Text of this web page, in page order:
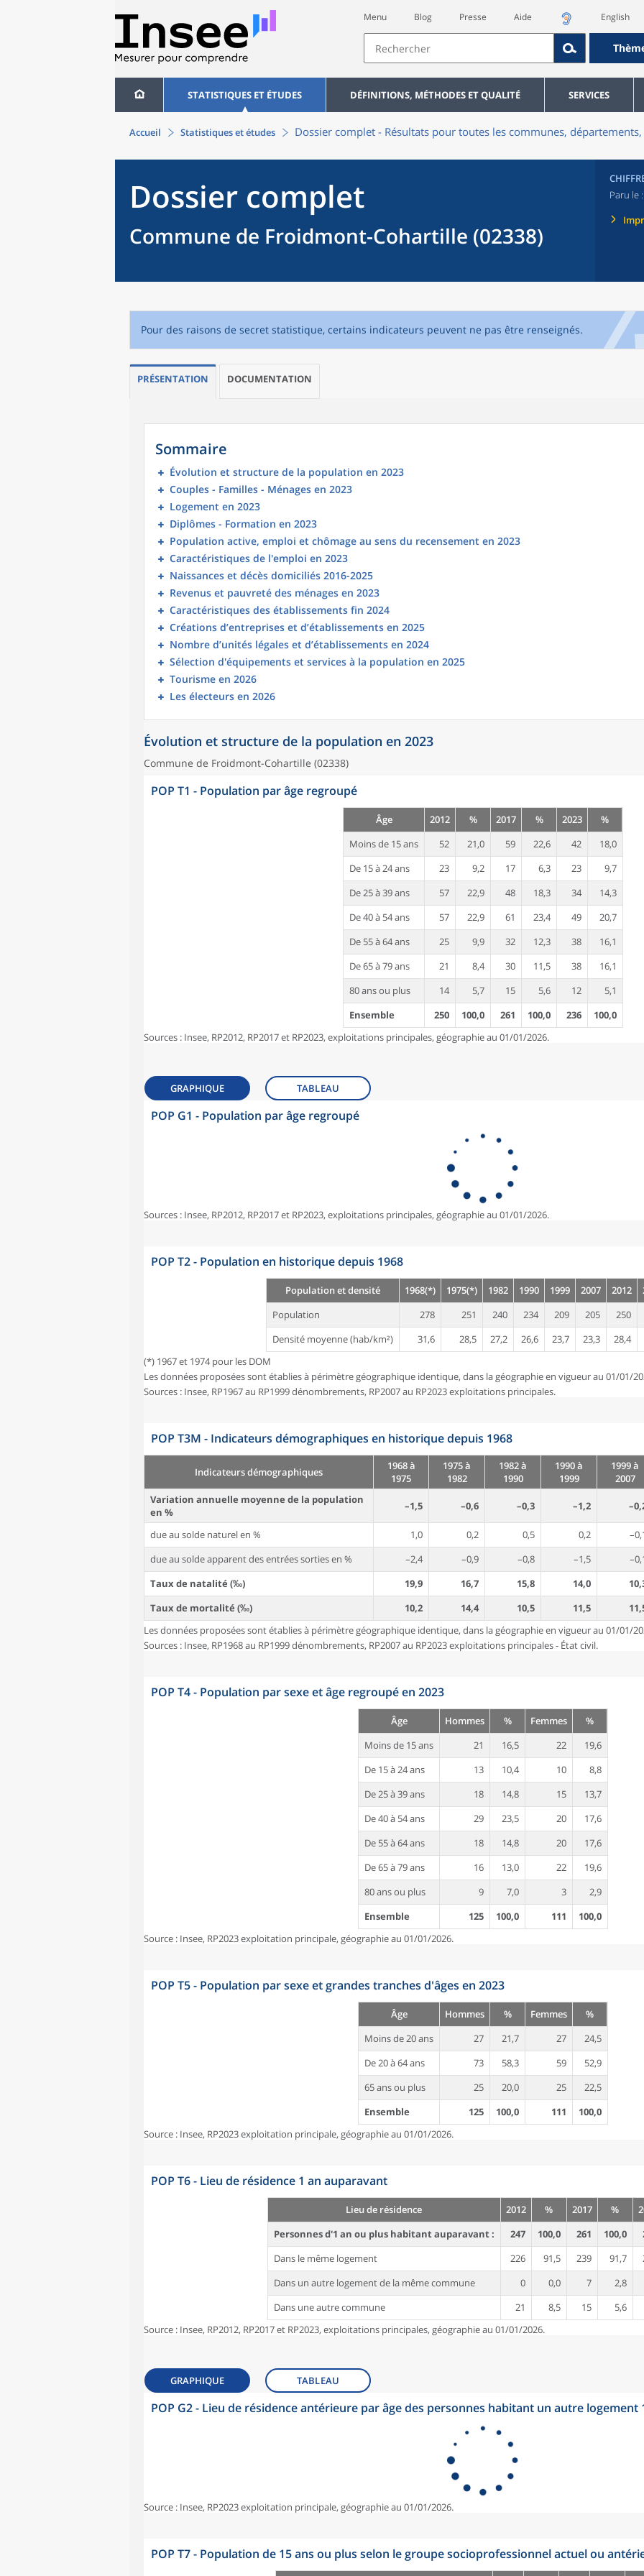
Menu Blog Presse Aide English
STATISTIQUES ET ÉTUDES DÉFINITIONS, MÉTHODES ET QUALITÉ SERVICES
Accueil Statistiques et études Dossier complet - Résultats pour toutes les communes,
Dossier complet
Commune de Froidmont-Cohartille (02338)
Paru le
Pour des raisons de secret statistique, certains indicateurs peuvent ne pas être renseignés.
PRÉSENTATION DOCUMENTATION
Sommaire
Évolution et structure de la population en 2023
Couples - Familles - Ménages en 2023
Logement en 2023
Diplômes - Formation en 2023
Population active, emploi et chômage au sens du recensement en 2023
Caractéristiques de l'emploi en 2023
Naissances et décès domiciliés 2016-2025
Revenus et pauvreté des ménages en 2023
Caractéristiques des établissements fin 2024
Créations d’entreprises et d’établissements en 2025
Nombre d’unités légales et d’établissements en 2024
Sélection d'équipements et services à la population en 2025
Tourisme en 2026
Les électeurs en 2026
Évolution et structure de la population en 2023
Commune de Froidmont-Cohartille (02338)
POP T1 - Population par âge regroupé
Âge 2012 % 2017 % 2023
%
Moins de 15 ans
52 21,0 59 22,6 42
18,0
De 15 à 24 ans
23 9,2 17 6,3 23
9,7
De 25 à 39 ans
57 22,9 48 18,3 34
14,3
De 40 à 54 ans
57 22,9 61 23,4 49
20,7
De 55 à 64 ans
25 9,9 32 12,3 38
16,1
De 65 à 79 ans
21 8,4 30 11,5 38
16,1
80 ans ou plus
14 5,7 15 5,6 12
5,1
Ensemble
250 100,0 261 100,0 236
100,0
Sources : Insee, RP2012, RP2017 et RP2023, exploitations principales, géographie au 01/01/2026.
GRAPHIQUE TABLEAU
POP G1 - Population par âge regroupé
Sources : Insee, RP2012, RP2017 et RP2023, exploitations principales, géographie au 01/01/2026.
POP T2 - Population en historique depuis 1968
Population et densité 1968(*) 1975(*) 1982 1990 1999 2007 2012
Population
278 251 240 234 209 205
250
Densité moyenne (hab/km²)
31,6 28,5 27,2 26,6 23,7 23,3
28,4
(*) 1967 et 1974 pour les DOM
Les données proposées sont établies à périmètre géographique identique, dans la géographie en vigueur au 01/01/
Sources : Insee, RP1967 au RP1999 dénombrements, RP2007 au RP2023 exploitations principales.
POP T3M - Indicateurs démographiques en historique depuis 1968
Indicateurs démographiques
1968 à
1975
1975 à
1982
1982 à
1990
1990 à
1999
1999 à
2007
Variation annuelle moyenne de la population
en %
–1,5 –0,6 –0,3 –1,2
due au solde naturel en % 1,0 0,2 0,5 0,2
due au solde apparent des entrées sorties en %
–2,4 –0,9 –0,8 –1,5
Taux de natalité (‰)
19,9 16,7 15,8 14,0
Taux de mortalité (‰)
10,2 14,4 10,5 11,5
Les données proposées sont établies à périmètre géographique identique, dans la géographie en vigueur au 01/01/
Sources : Insee, RP1968 au RP1999 dénombrements, RP2007 au RP2023 exploitations principales - État civil.
POP T4 - Population par sexe et âge regroupé en 2023
Âge Hommes % Femmes
%
Moins de 15 ans
21 16,5 22
19,6
De 15 à 24 ans
13 10,4 10
8,8
De 25 à 39 ans
18 14,8 15
13,7
De 40 à 54 ans
29 23,5 20
17,6
De 55 à 64 ans
18 14,8 20
17,6
De 65 à 79 ans
16 13,0 22
19,6
80 ans ou plus
9 7,0 3
2,9
Ensemble
125 100,0 111
100,0
Source : Insee, RP2023 exploitation principale, géographie au 01/01/2026.
POP T5 - Population par sexe et grandes tranches d'âges en 2023
Âge Hommes % Femmes
%
Moins de 20 ans
27 21,7 27
24,5
De 20 à 64 ans
73 58,3 59
52,9
65 ans ou plus
25 20,0 25
22,5
Ensemble
125 100,0 111
100,0
Source : Insee, RP2023 exploitation principale, géographie au 01/01/2026.
POP T6 - Lieu de résidence 1 an auparavant
Lieu de résidence 2012 % 2017 %
Personnes d'1 an ou plus habitant auparavant :
247 100,0 261 100,0
Dans le même logement
226 91,5 239 91,7
Dans un autre logement de la même commune
0 0,0 7
2,8
Dans une autre commune
21 8,5 15
5,6
Source : Insee, RP2012, RP2017 et RP2023, exploitations principales, géographie au 01/01/2026.
GRAPHIQUE TABLEAU
POP G2 - Lieu de résidence antérieure par âge des personnes habitant un autre logement
Source : Insee, RP2023 exploitation principale, géographie au 01/01/2026.
POP T7 - Population de 15 ans ou plus selon le groupe socioprofessionnel actuel ou